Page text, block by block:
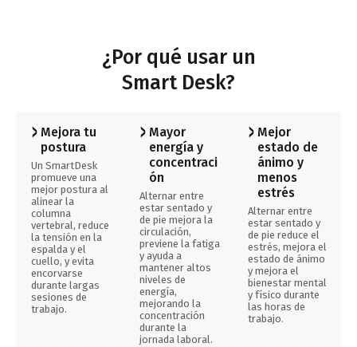
¿Por qué usar un
Smart Desk?
Mejora tu
postura
Un SmartDesk
promueve una
mejor postura al
alinear la
columna
vertebral, reduce
la tensión en la
espalda y el
cuello, y evita
encorvarse
durante largas
sesiones de
trabajo.
Mayor
energía y
concentraci
ón
Alternar entre
estar sentado y
de pie mejora la
circulación,
previene la fatiga
y ayuda a
mantener altos
niveles de
energía,
mejorando la
concentración
durante la
jornada laboral.
Mejor
estado de
ánimo y
menos
estrés
Alternar entre
estar sentado y
de pie reduce el
estrés, mejora el
estado de ánimo
y mejora el
bienestar mental
y físico durante
las horas de
trabajo.